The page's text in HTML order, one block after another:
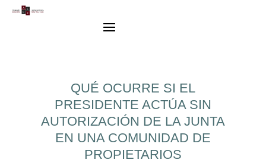
QUÉ OCURRE SI EL
PRESIDENTE ACTÚA SIN
AUTORIZACIÓN DE LA JUNTA
EN UNA COMUNIDAD DE
PROPIETARIOS